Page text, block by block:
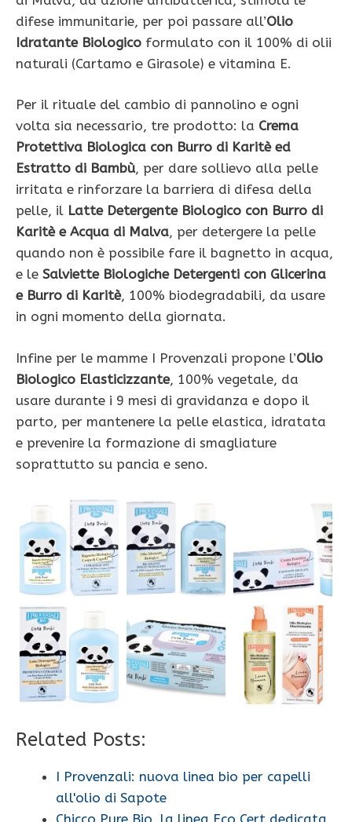
difese immunitarie, per poi passare all’Olio
Idratante Biologico formulato con il 100% di olii
naturali (Cartamo e Girasole) e vitamina E.
Per il rituale del cambio di pannolino e ogni
volta sia necessario, tre prodotto: la Crema
Protettiva Biologica con Burro di Karitè ed
Estratto di Bambù, per dare sollievo alla pelle
irritata e rinforzare la barriera di difesa della
pelle, il Latte Detergente Biologico con Burro di
Karitè e Acqua di Malva, per detergere la pelle
quando non è possibile fare il bagnetto in acqua,
e le Salviette Biologiche Detergenti con Glicerina
e Burro di Karitè, 100% biodegradabili, da usare
in ogni momento della giornata.
Infine per le mamme I Provenzali propone l’Olio
Biologico Elasticizzante, 100% vegetale, da
usare durante i 9 mesi di gravidanza e dopo il
parto, per mantenere la pelle elastica, idratata
e prevenire la formazione di smagliature
soprattutto su pancia e seno.
Related Posts:
I Provenzali: nuova linea bio per capelli
all'olio di Sapote
Chicco Pure.Bio, la linea Eco Cert dedicata